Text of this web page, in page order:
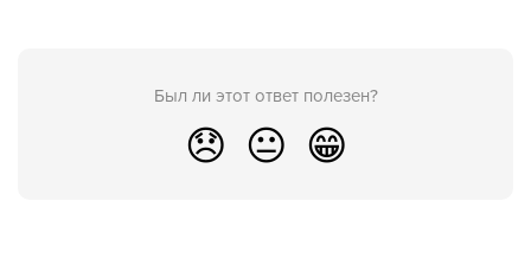
Был ли этот ответ полезен?
😞 😐 😁